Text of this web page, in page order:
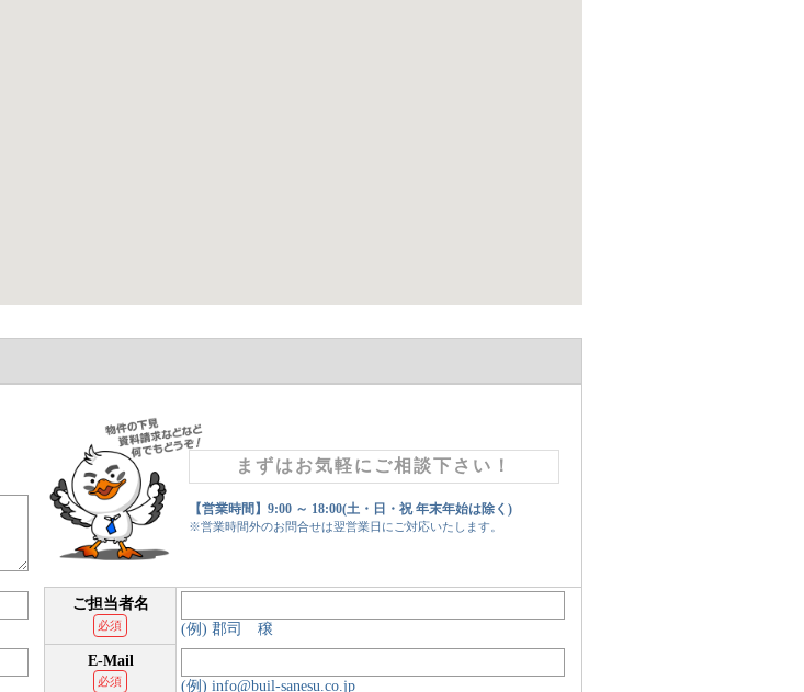
まずはお気軽にご相談下さい！
【営業時間】9:00 ～ 18:00(土・日・祝 年末年始は除く)
※営業時間外のお問合せは翌営業日にご対応いたします。
ご担当者名
必須
(例) 郡司 穣
E-Mail
必須 (例) info@buil-sanesu.co.jp